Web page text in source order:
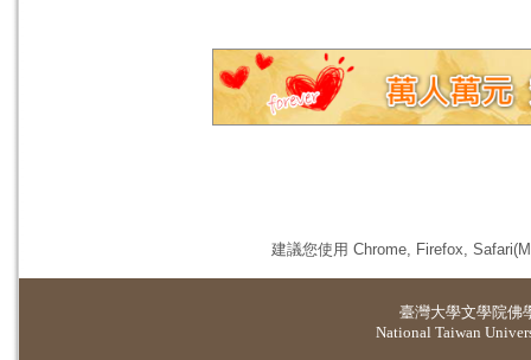
建議您使用 Chrome, Firefox,
臺灣大學文學院佛
National Taiwan